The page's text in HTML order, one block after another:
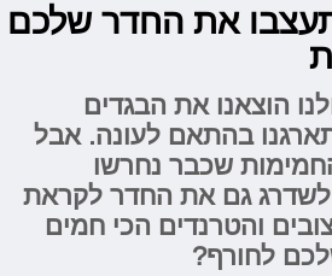
את החדר שלכם
הוצאנו את הבגדים
בהתאם לעונה. אבל
שכבר נחרשו
לשדרג גם את החדר לקראת
והטרנדים הכי חמים
לחורף?